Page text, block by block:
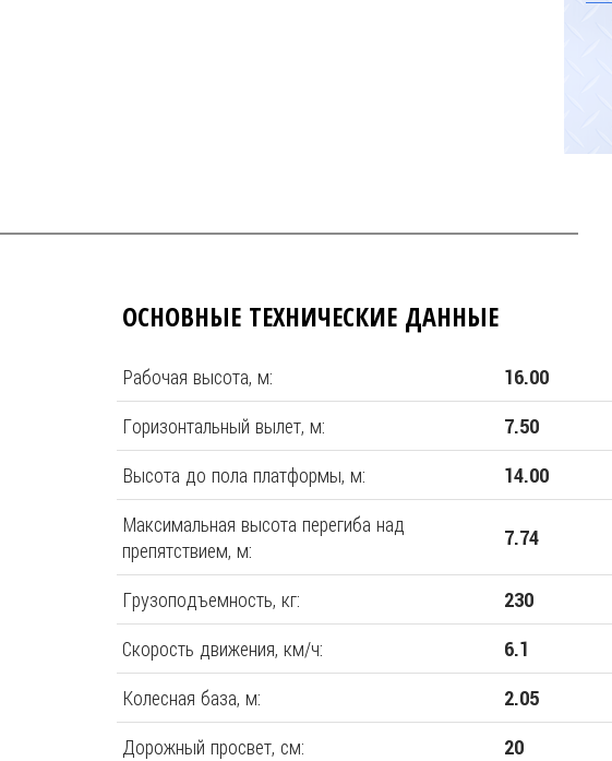
ОСНОВНЫЕ ТЕХНИЧЕСКИЕ ДАННЫЕ
Рабочая высота, м: 16.00
Горизонтальный вылет, м: 7.50
Высота до пола платформы, м: 14.00
Максимальная высота перегиба над
препятствием, м:
7.74
Грузоподъемность, кг: 230
Скорость движения, км/ч: 6.1
Колесная база, м: 2.05
Дорожный просвет, см: 20